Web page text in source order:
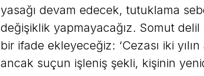
yasağı devam edecek, tutuklama
değişiklik yapmayacağız. Somut delil
bir ifade ekleyeceğiz: ‘Cezası iki
ancak suçun işleniş şekli, kişinin